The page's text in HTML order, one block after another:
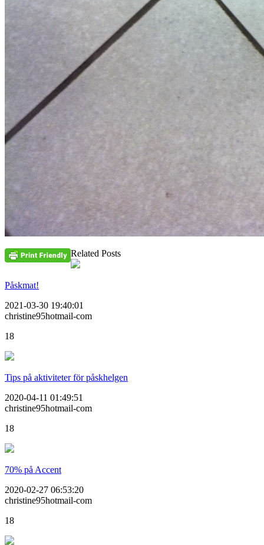
Related Posts
Påskmat!
2021-03-30 19:40:01
christine95hotmail-com
18
Tips på aktiviteter för påskhelgen
2020-04-11 01:49:51
christine95hotmail-com
18
70% på Accent
2020-02-27 06:53:20
christine95hotmail-com
18